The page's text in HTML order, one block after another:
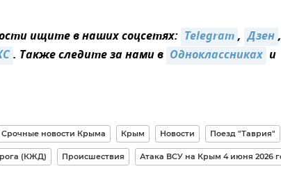
ищите в наших соцсетях: Telegram, Дзен,
. Также следите за нами в Одноклассниках и
Срочные новости Крыма Крым Новости Поезд "Таврия"
(КЖД) Происшествия Атака ВСУ на Крым 4 июня 2026